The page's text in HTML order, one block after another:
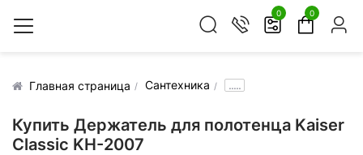
0 0
Главная страница Сантехника .....
Купить Держатель для полотенца Kaiser
Classic KH-2007